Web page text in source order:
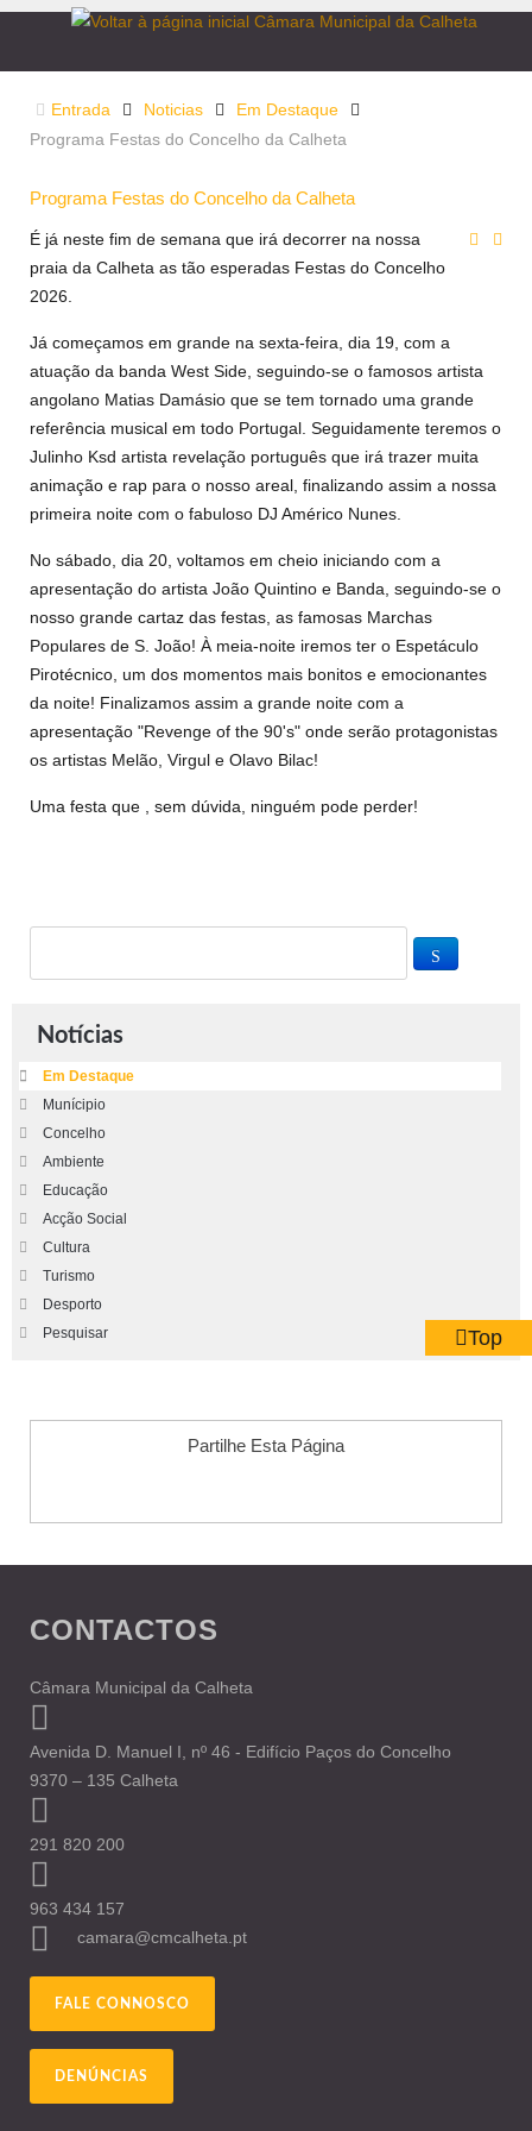
Entrada Noticias
Em Destaque
Programa Festas do Concelho da Calheta
Programa Festas do Concelho da Calheta
É já neste fim de semana que irá decorrer na nossa
praia da Calheta as tão esperadas Festas do Concelho
2026.
Já começamos em grande na sexta-feira, dia 19, com a
atuação da banda West Side, seguindo-se o famosos artista
angolano Matias Damásio que se tem tornado uma grande
referência musical em todo Portugal. Seguidamente teremos o
Julinho Ksd artista revelação português que irá trazer muita
animação e rap para o nosso areal, finalizando assim a nossa
primeira noite com o fabuloso DJ Américo Nunes.
No sábado, dia 20, voltamos em cheio iniciando com a
apresentação do artista João Quintino e Banda, seguindo-se o
nosso grande cartaz das festas, as famosas Marchas
Populares de S. João! À meia-noite iremos ter o Espetáculo
Pirotécnico, um dos momentos mais bonitos e emocionantes
da noite! Finalizamos assim a grande noite com a
apresentação "Revenge of the 90's" onde serão protagonistas
os artistas Melão, Virgul e Olavo Bilac!
Uma festa que , sem dúvida, ninguém pode perder!
Notícias
Em Destaque
Munícipio
Concelho
Ambiente
Educação
Acção Social
Cultura
Turismo
Desporto
Pesquisar
Partilhe Esta Página
CONTACTOS
Câmara Municipal da Calheta
Avenida D. Manuel I, nº 46 - Edifício Paços do Concelho
9370 – 135 Calheta
291 820 200
963 434 157
camara@cmcalheta.pt
FALE CONNOSCO
DENÚNCIAS
Top